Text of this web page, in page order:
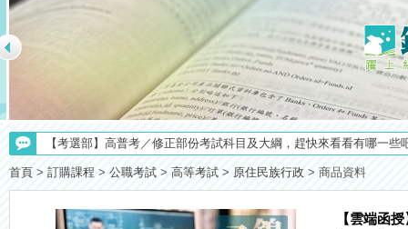
【考試院】國考證書數位化，112年起全面實施！點我看詳情>>>
【考選部】高普考／修正部份考試科目及大綱，趕快來看看有哪一些
【上榜生獎學金計畫】恭賀金榜！上榜生獎學金申請辦法與表格下
【注意】112年起高普不考「公文」／高考英文占比提升，快來看看
【求職秘技＼(￣O￣)】你對國營事業了解多少呢? 必考國事業的
首頁 > 訂購課程 > 公職考試 > 高等考試 > 原住民族行政 > 商品資料
【雲端函